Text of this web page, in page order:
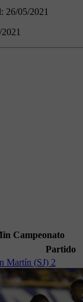
26/05/2021
Campeonato
Partido
Martín (SJ) 2